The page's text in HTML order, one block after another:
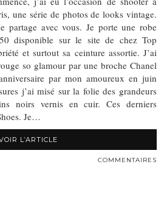
une série de photos de looks vintage.
avec vous. Je porte une robe
disponible sur le site de chez Top
et surtout sa ceinture assortie. J’ai
so glamour par une broche Chanel
par mon amoureux en juin
j’ai misé sur la folie des grandeurs
noirs vernis en cuir. Ces derniers
Je…
L’ARTICLE
COMMENTAIRES